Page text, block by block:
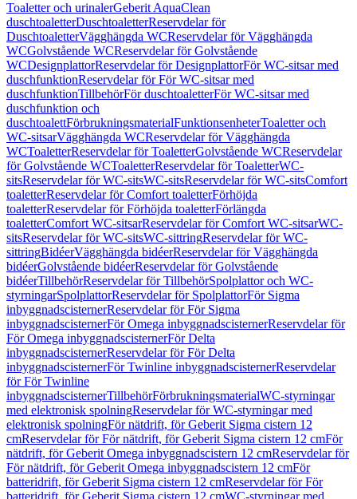
Toaletter och urinalerGeberit AquaClean
duschtoaletterDuschtoaletterReservdelar för
DuschtoaletterVägghängda WCReservdelar för Vägghängda
WCGolvstående WCReservdelar för Golvstående
WCDesignplattorReservdelar för DesignplattorFör WC-sitsar med
duschfunktionReservdelar för För WC-sitsar med
duschfunktionTillbehörFör duschtoaletterFör WC-sitsar med
duschfunktion och
duschtoalettFörbrukningsmaterialFunktionsenheterToaletter och
WC-sitsarVägghängda WCReservdelar för Vägghängda
WCToaletterReservdelar för ToaletterGolvstående WCReservdelar
för Golvstående WCToaletterReservdelar för ToaletterWC-
sitsReservdelar för WC-sitsWC-sitsReservdelar för WC-sitsComfort
toaletterReservdelar för Comfort toaletterFörhöjda
toaletterReservdelar för Förhöjda toaletterFörlängda
toaletterComfort WC-sitsarReservdelar för Comfort WC-sitsarWC-
sitsReservdelar för WC-sitsWC-sittringReservdelar för WC-
sittringBidéerVägghängda bidéerReservdelar för Vägghängda
bidéerGolvstående bidéerReservdelar för Golvstående
bidéerTillbehörReservdelar för TillbehörSpolplattor och WC-
styrningarSpolplattorReservdelar för SpolplattorFör Sigma
inbyggnadscisternerReservdelar för För Sigma
inbyggnadscisternerFör Omega inbyggnadscisternerReservdelar för
För Omega inbyggnadscisternerFör Delta
inbyggnadscisternerReservdelar för För Delta
inbyggnadscisternerFör Twinline inbyggnadscisternerReservdelar
för För Twinline
inbyggnadscisternerTillbehörFörbrukningsmaterialWC-styrningar
med elektronisk spolningReservdelar för WC-styrningar med
elektronisk spolningFör nätdrift, för Geberit Sigma cistern 12
cmReservdelar för För nätdrift, för Geberit Sigma cistern 12 cmFör
nätdrift, för Geberit Omega inbyggnadscistern 12 cmReservdelar för
För nätdrift, för Geberit Omega inbyggnadscistern 12 cmFör
batteridrift, för Geberit Sigma cistern 12 cmReservdelar för För
batteridrift, för Geberit Sigma cistern 12 cmWC-styrningar med